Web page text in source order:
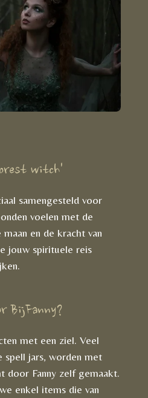
witch'
samengesteld voor
voelen met de
en de kracht van
jouw spirituele reis
BijFanny?
met een ziel. Veel
spell jars, worden met
door Fanny zelf gemaakt.
enkel items die van